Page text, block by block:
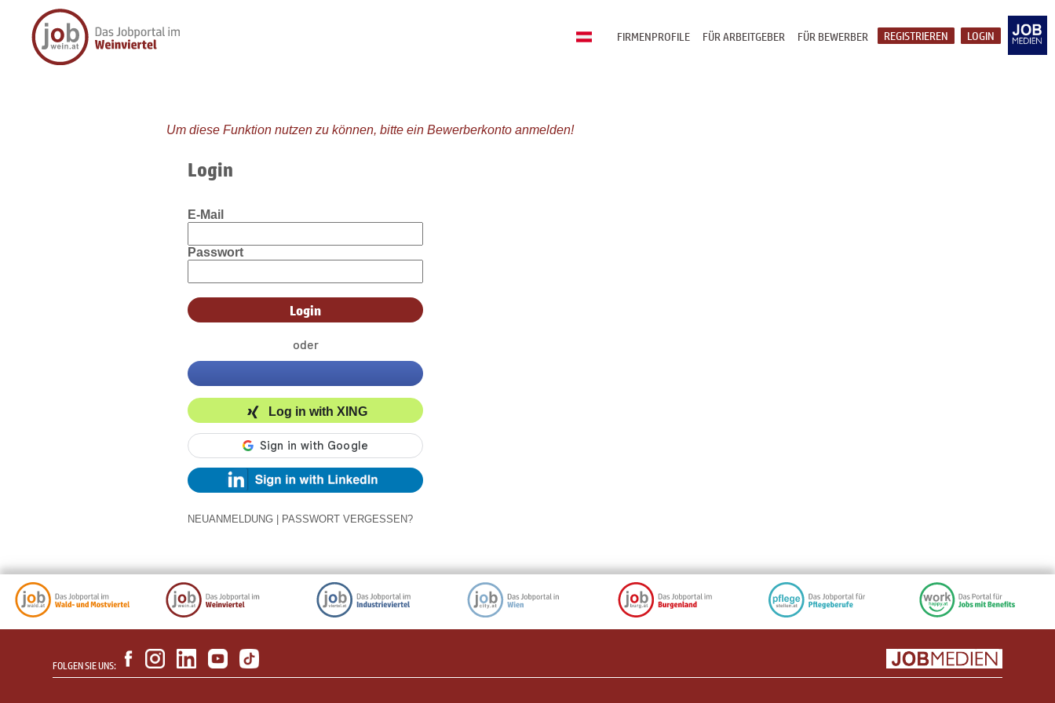
LOGIN
REGISTRIEREN
FÜR BEWERBER
FÜR ARBEITGEBER
FIRMENPROFILE
Um diese Funktion nutzen zu können, bitte ein Bewerberkonto anmelden!
Login
E-Mail
Passwort
oder
Log in with XING
NEUANMELDUNG PASSWORT VERGESSEN?
FOLGEN SIE UNS: